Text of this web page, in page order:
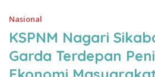
Nasional
KSPNM Nagari
Garda Terdepan